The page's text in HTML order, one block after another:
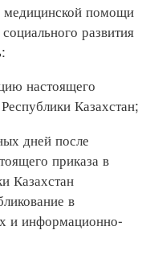
помощи
развития
настоящего
Казахстан;
дней после
приказа в
Казахстан
в
и информационно-